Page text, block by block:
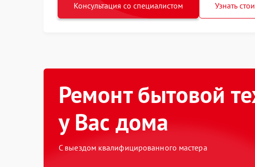
Консультация со специалистом Узнать
Ремонт бытовой
у Вас дома
С выездом квалифицированного мастера